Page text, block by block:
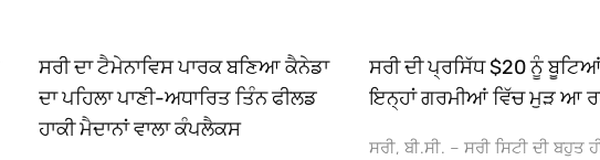
ਸਰੀ ਦਾ ਟੈਮੇਨਾਵਿਸ ਪਾਰਕ ਬਣਿਆ ਕੈਨੇਡਾ
ਦਾ ਪਹਿਲਾ ਪਾਣੀ-ਅਧਾਰਿਤ ਤਿੰਨ ਫੀਲਡ
ਹਾਕੀ ਮੈਦਾਨਾਂ ਵਾਲਾ ਕੰਪਲੈਕਸ
ਸਰੀ ਦੀ ਪ੍ਰਸਿੱਧ $20 ਨੂੰ
ਇਨ੍ਹਾਂ ਗਰਮੀਆਂ ਵਿੱਚ ਮੁੜ ਆ
ਸਰੀ, ਬੀ.ਸੀ. – ਸਰੀ ਸਿਟੀ ਦੀ ਬਹੁਤ